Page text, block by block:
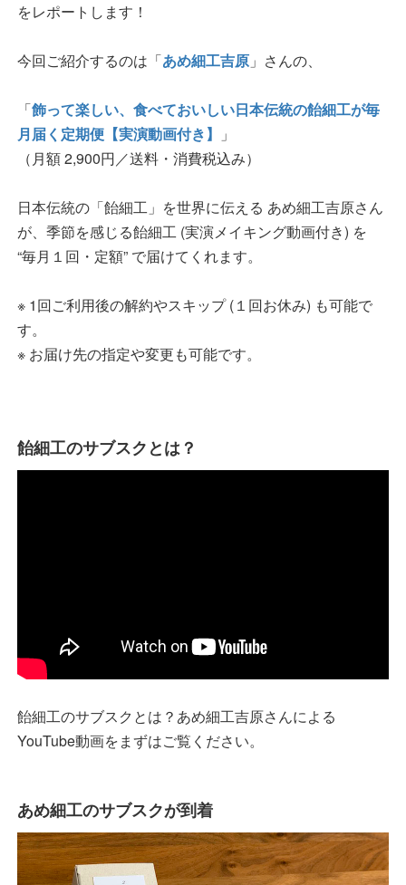
をレポートします！
今回ご紹介するのは「あめ細工吉原 」さんの、
「飾って楽しい、食べておいしい日本伝統の飴細工が毎
月届く定期便【実演動画付き】
」
（月額 2,900円／送料・消費税込み）
日本伝統の「飴細工」を世界に伝える あめ細工吉原さん
が、季節を感じる飴細工 (実演メイキング動画付き) を
“毎月１回・定額” で届けてくれます。
※ 1回ご利用後の解約やスキップ (１回お休み) も可能で
す。
※ お届け先の指定や変更も可能です。
飴細工のサブスクとは？
飴細工のサブスクとは？あめ細工吉原さんによる
YouTube動画をまずはご覧ください。
あめ細工のサブスクが到着